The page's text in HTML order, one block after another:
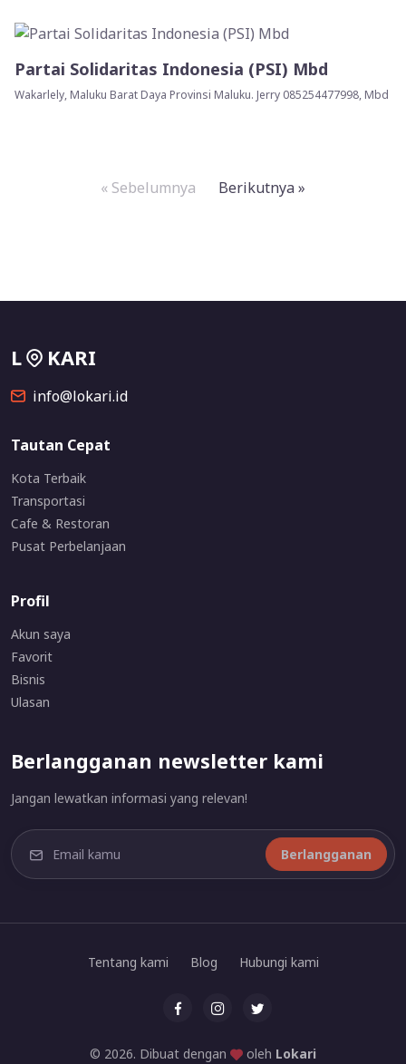
Partai Solidaritas Indonesia (PSI) Mbd
Wakarlely, Maluku Barat Daya Provinsi Maluku. Jerry 085254477998, Mbd
« Sebelumnya Berikutnya »
L KARI
info@lokari.id
Tautan Cepat
Kota Terbaik
Transportasi
Cafe & Restoran
Pusat Perbelanjaan
Profil
Akun saya
Favorit
Bisnis
Ulasan
Berlangganan newsletter kami
Jangan lewatkan informasi yang relevan!
Berlangganan
© 2026. Dibuat dengan oleh Lokari
Tentang kami Blog Hubungi kami